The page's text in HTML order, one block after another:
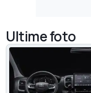
Ultime foto